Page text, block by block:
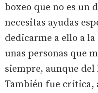
boxeo que no es un
necesitas ayudas
dedicarme a ello a
unas personas que
siempre, aunque del
También fue crítica,